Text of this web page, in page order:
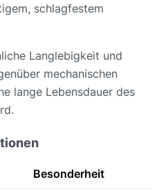
schlagfestem
Langlebigkeit und
mechanischen
lange Lebensdauer des
Besonderheit